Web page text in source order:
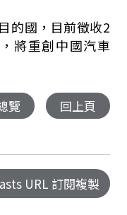
的國，目前徵收2
將重創中國汽車
覽 回上頁
URL 訂閱複製